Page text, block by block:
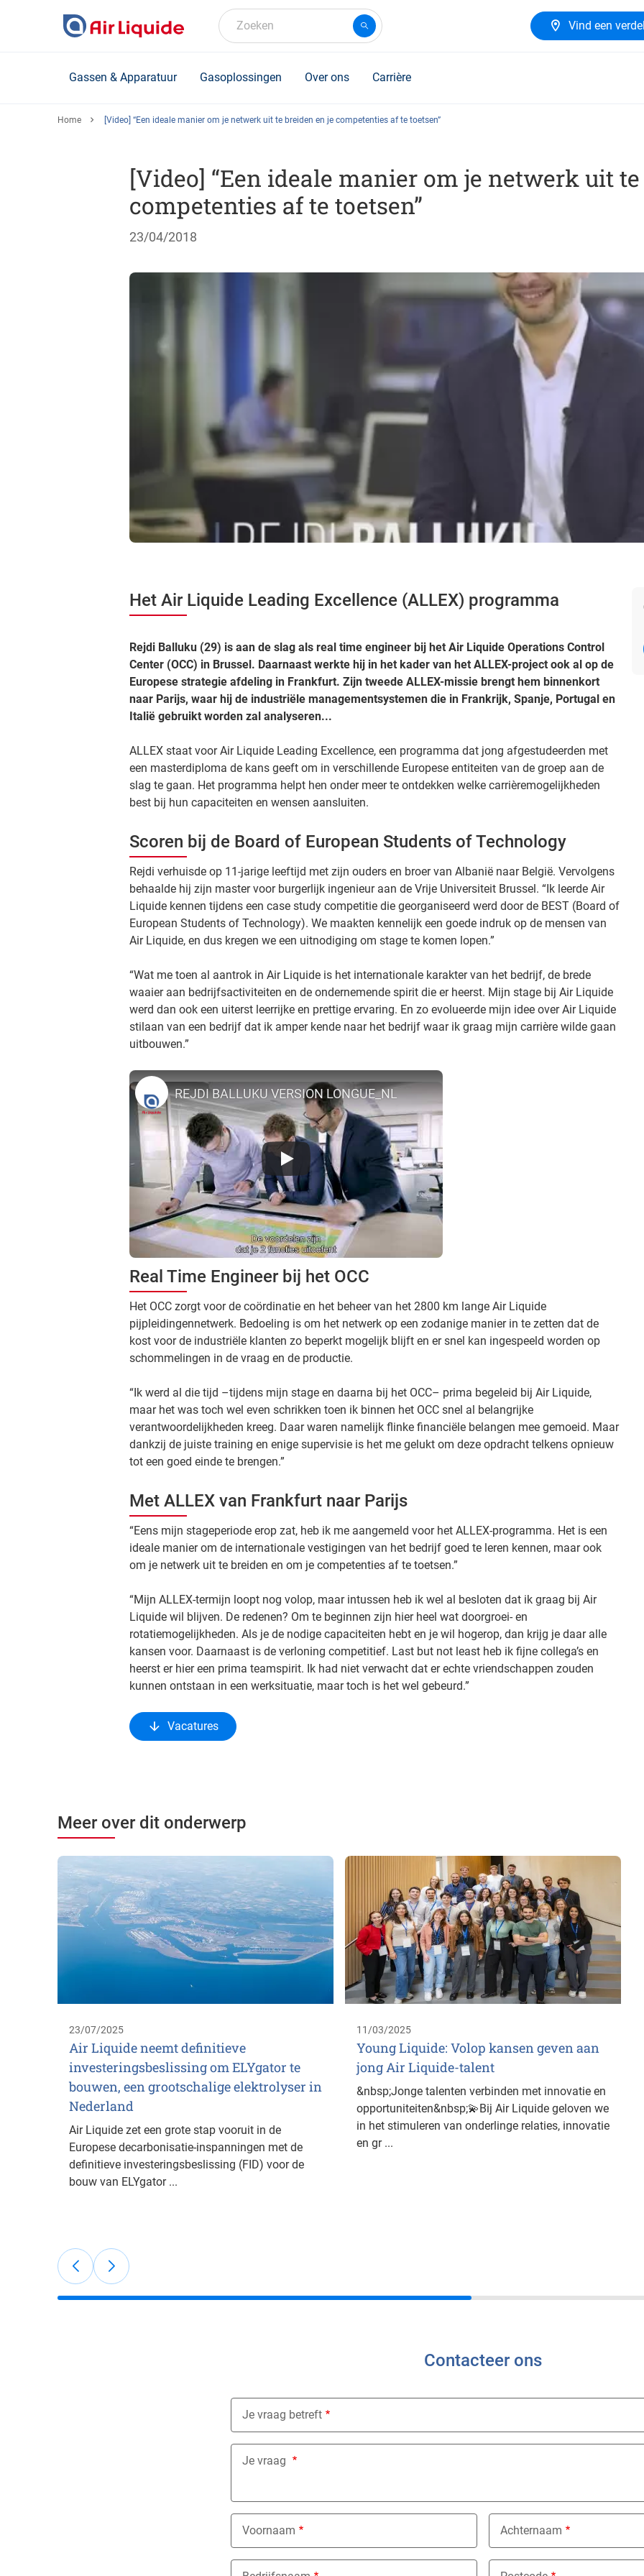
Zoeken Vind een
Gassen & Apparatuur Gasoplossingen Over ons Carrière
Home [Video] “Een ideale manier om je netwerk uit te breiden en je competenties af te toetsen”
[Video] “Een ideale manier om je netwerk uit
competenties af te toetsen”
23/04/2018
Het Air Liquide Leading Excellence (ALLEX) programma
Rejdi Balluku (29) is aan de slag als real time engineer bij het Air Liquide Operations Control
Center (OCC) in Brussel. Daarnaast werkte hij in het kader van het ALLEX-project ook al op de
Europese strategie afdeling in Frankfurt. Zijn tweede ALLEX-missie brengt hem binnenkort
naar Parijs, waar hij de industriële managementsystemen die in Frankrijk, Spanje, Portugal en
Italië gebruikt worden zal analyseren...
ALLEX staat voor Air Liquide Leading Excellence, een programma dat jong afgestudeerden met
een masterdiploma de kans geeft om in verschillende Europese entiteiten van de groep aan de
slag te gaan. Het programma helpt hen onder meer te ontdekken welke carrièremogelijkheden
best bij hun capaciteiten en wensen aansluiten.
Scoren bij de Board of European Students of Technology
Rejdi verhuisde op 11-jarige leeftijd met zijn ouders en broer van Albanië naar België. Vervolgens
behaalde hij zijn master voor burgerlijk ingenieur aan de Vrije Universiteit Brussel. “Ik leerde Air
Liquide kennen tijdens een case study competitie die georganiseerd werd door de BEST (Board of
European Students of Technology). We maakten kennelijk een goede indruk op de mensen van
Air Liquide, en dus kregen we een uitnodiging om stage te komen lopen.”
“Wat me toen al aantrok in Air Liquide is het internationale karakter van het bedrijf, de brede
waaier aan bedrijfsactiviteiten en de ondernemende spirit die er heerst. Mijn stage bij Air Liquide
werd dan ook een uiterst leerrijke en prettige ervaring. En zo evolueerde mijn idee over Air Liquide
stilaan van een bedrijf dat ik amper kende naar het bedrijf waar ik graag mijn carrière wilde gaan
uitbouwen.”
REJDI BALLUKU VERSION LONGUE_NL
Real Time Engineer bij het OCC
Het OCC zorgt voor de coördinatie en het beheer van het 2800 km lange Air Liquide
pijpleidingennetwerk. Bedoeling is om het netwerk op een zodanige manier in te zetten dat de
kost voor de industriële klanten zo beperkt mogelijk blijft en er snel kan ingespeeld worden op
schommelingen in de vraag en de productie.
“Ik werd al die tijd –tijdens mijn stage en daarna bij het OCC– prima begeleid bij Air Liquide,
maar het was toch wel even schrikken toen ik binnen het OCC snel al belangrijke
verantwoordelijkheden kreeg. Daar waren namelijk flinke financiële belangen mee gemoeid. Maar
dankzij de juiste training en enige supervisie is het me gelukt om deze opdracht telkens opnieuw
tot een goed einde te brengen.”
Met ALLEX van Frankfurt naar Parijs
“Eens mijn stageperiode erop zat, heb ik me aangemeld voor het ALLEX-programma. Het is een
ideale manier om de internationale vestigingen van het bedrijf goed te leren kennen, maar ook
om je netwerk uit te breiden en om je competenties af te toetsen.”
“Mijn ALLEX-termijn loopt nog volop, maar intussen heb ik wel al besloten dat ik graag bij Air
Liquide wil blijven. De redenen? Om te beginnen zijn hier heel wat doorgroei- en
rotatiemogelijkheden. Als je de nodige capaciteiten hebt en je wil hogerop, dan krijg je daar alle
kansen voor. Daarnaast is de verloning competitief. Last but not least heb ik fijne collega’s en
heerst er hier een prima teamspirit. Ik had niet verwacht dat er echte vriendschappen zouden
kunnen ontstaan in een werksituatie, maar toch is het wel gebeurd.”
Vacatures
Meer over dit onderwerp
23/07/2025
Air Liquide neemt definitieve
investeringsbeslissing om ELYgator te
bouwen, een grootschalige elektrolyser in
Nederland
Air Liquide zet een grote stap vooruit in de
Europese decarbonisatie-inspanningen met de
definitieve investeringsbeslissing (FID) voor de
bouw van ELYgator ...
11/03/2025
Young Liquide: Volop kansen geven aan
jong Air Liquide-talent
&nbsp;Jonge talenten verbinden met innovatie en
opportuniteiten&nbsp;💫Bij Air Liquide geloven we
in het stimuleren van onderlinge relaties, innovatie
en gr ...
Contacteer ons
Je vraag betreft
Nothing selected
Je vraag
Voornaam Achternaam